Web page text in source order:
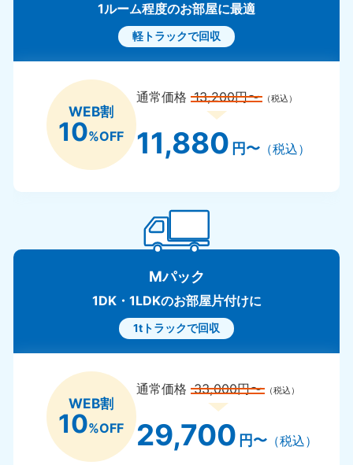
1ルーム程度のお部屋に最適
軽トラックで回収
WEB割
10%OFF
通常価格13,200円〜 （税込）
11,880 円〜（税込）
Mパック
1DK・1LDKのお部屋片付けに
1tトラックで回収
WEB割
10%OFF
通常価格33,000円〜 （税込）
29,700 円〜（税込）